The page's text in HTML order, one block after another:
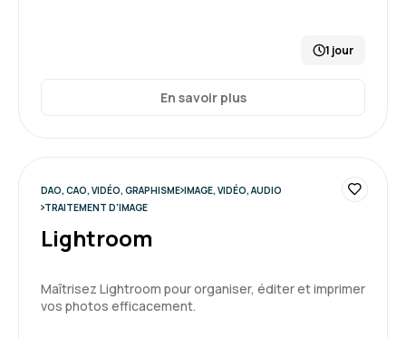
1 jour
En savoir plus
DAO, CAO, VIDÉO, GRAPHISME IMAGE, VIDÉO, AUDIO
TRAITEMENT D'IMAGE
Lightroom
Maîtrisez Lightroom pour organiser, éditer et imprimer
vos photos efficacement.